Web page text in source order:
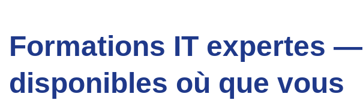
Formations IT expertes —
disponibles où que vous